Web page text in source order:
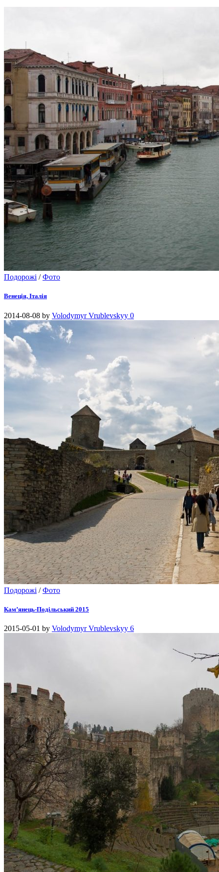
Подорожі /Фото
Венеція, Італія
2014-08-08 by Volodymyr Vrublevskyy 0
Подорожі /Фото
Кам’янець-Подільський 2015
2015-05-01 by Volodymyr Vrublevskyy 6